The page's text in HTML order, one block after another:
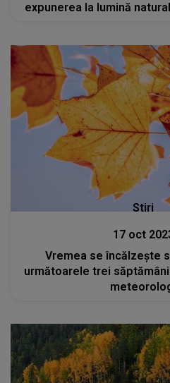
expunerea la lumină
Stiri
17 oct
Vremea se încălzește
următoarele trei